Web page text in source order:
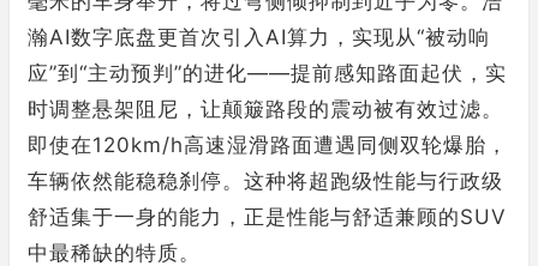
瀚AI数字底盘更首次引入AI算力，实现从“被动响
应”到“主动预判”的进化——提前感知路面起伏，实
时调整悬架阻尼，让颠簸路段的震动被有效过滤。
即使在120km/h高速湿滑路面遭遇同侧双轮爆胎，
车辆依然能稳稳刹停。这种将超跑级性能与行政级
舒适集于一身的能力，正是性能与舒适兼顾的SUV
中最稀缺的特质。